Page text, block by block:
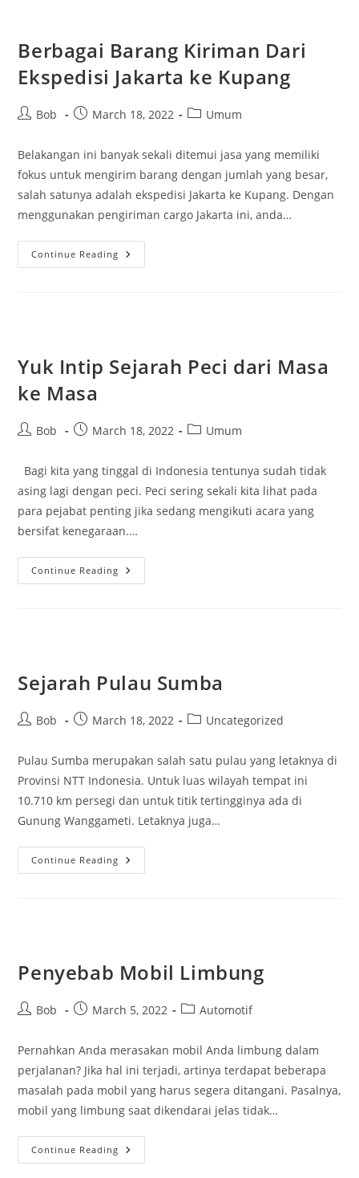
Pedas
Berbagai Barang Kiriman Dari
Ekspedisi Jakarta ke Kupang
PostBob
PostMarch 18, 2022
PostUmum
Belakangan ini banyak sekali ditemui jasa yang memiliki
fokus untuk mengirim barang dengan jumlah yang besar,
salah satunya adalah ekspedisi Jakarta ke Kupang. Dengan
menggunakan pengiriman cargo Jakarta ini, anda…
Continue Reading Berbagai
Barang
Yuk Intip Sejarah Peci dari Masa
ke Masa
PostBob
PostMarch 18, 2022
PostUmum
Bagi kita yang tinggal di Indonesia tentunya sudah tidak
asing lagi dengan peci. Peci sering sekali kita lihat pada
para pejabat penting jika sedang mengikuti acara yang
bersifat kenegaraan.…
Continue Reading Yuk
Intip
Sejarah Pulau Sumba
PostBob
PostMarch 18, 2022
PostUncategorized
Pulau Sumba merupakan salah satu pulau yang letaknya di
Provinsi NTT Indonesia. Untuk luas wilayah tempat ini
10.710 km persegi dan untuk titik tertingginya ada di
Gunung Wanggameti. Letaknya juga…
Continue Reading Sejarah
Pulau
Penyebab Mobil Limbung
PostBob
PostMarch 5, 2022
PostAutomotif
Pernahkan Anda merasakan mobil Anda limbung dalam
perjalanan? Jika hal ini terjadi, artinya terdapat beberapa
masalah pada mobil yang harus segera ditangani. Pasalnya,
mobil yang limbung saat dikendarai jelas tidak…
Continue Reading Penyebab
Mobil